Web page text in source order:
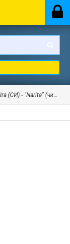
(СИ) - "Narita" (читать